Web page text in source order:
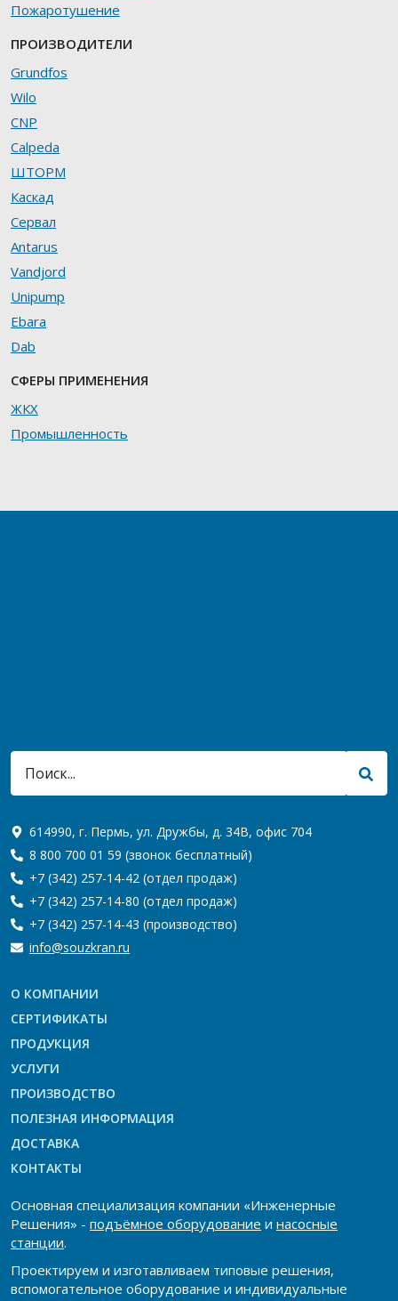
Пожаротушение
ПРОИЗВОДИТЕЛИ
Grundfos
Wilo
CNP
Calpeda
ШТОРМ
Каскад
Сервал
Antarus
Vandjord
Unipump
Ebara
Dab
СФЕРЫ ПРИМЕНЕНИЯ
ЖКХ
Промышленность
614990, г. Пермь, ул. Дружбы, д. 34В, офис 704
8 800 700 01 59 (звонок бесплатный)
+7 (342) 257-14-42 (отдел продаж)
+7 (342) 257-14-80 (отдел продаж)
+7 (342) 257-14-43 (производство)
info@souzkran.ru
О КОМПАНИИ
СЕРТИФИКАТЫ
ПРОДУКЦИЯ
УСЛУГИ
ПРОИЗВОДСТВО
ПОЛЕЗНАЯ ИНФОРМАЦИЯ
ДОСТАВКА
КОНТАКТЫ
Основная специализация компании «Инженерные
Решения» - подъёмное оборудование и насосные
станции.
Проектируем и изготавливаем типовые решения,
вспомогательное оборудование и индивидуальные